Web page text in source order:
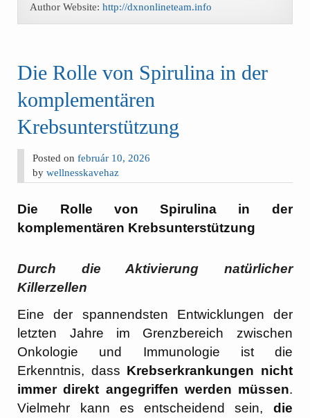
Author Website: http://dxnonlineteam.info
Die Rolle von Spirulina in der
komplementären
Krebsunterstützung
Posted onfebruár 10, 2026
bywellnesskavehaz
Die Rolle von Spirulina in der
komplementären Krebsunterstützung
Durch die Aktivierung natürlicher
Killerzellen
Eine der spannendsten Entwicklungen der
letzten Jahre im Grenzbereich zwischen
Onkologie und Immunologie ist die
Erkenntnis, dass Krebserkrankungen nicht
immer direkt angegriffen werden müssen.
Vielmehr kann es entscheidend sein, die